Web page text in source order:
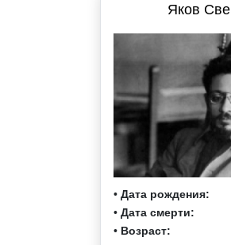
Яков
• Дата рождения:
• Дата смерти:
• Возраст: